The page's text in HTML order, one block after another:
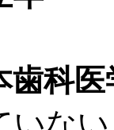
歯科
ない